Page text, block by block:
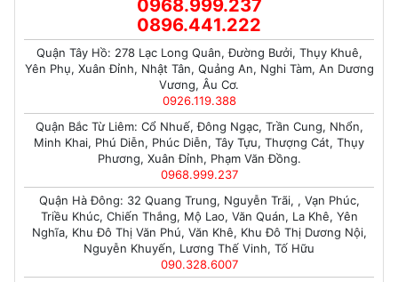
0968.999.237
0896.441.222
Quận Tây Hồ: 278 Lạc Long Quân, Đường Bưởi, Thụy Khuê,
Yên Phụ, Xuân Đỉnh, Nhật Tân, Quảng An, Nghi Tàm, An Dương
Vương, Âu Cơ.
0926.119.388
Quận Bắc Từ Liêm: Cổ Nhuế, Đông Ngạc, Trần Cung, Nhổn,
Minh Khai, Phú Diễn, Phúc Diễn, Tây Tựu, Thượng Cát, Thụy
Phương, Xuân Đỉnh, Phạm Văn Đồng.
0968.999.237
Quận Hà Đông: 32 Quang Trung, Nguyễn Trãi, , Vạn Phúc,
Triều Khúc, Chiến Thắng, Mộ Lao, Văn Quán, La Khê, Yên
Nghĩa, Khu Đô Thị Văn Phú, Văn Khê, Khu Đô Thị Dương Nội,
Nguyễn Khuyến, Lương Thế Vinh, Tố Hữu
090.328.6007